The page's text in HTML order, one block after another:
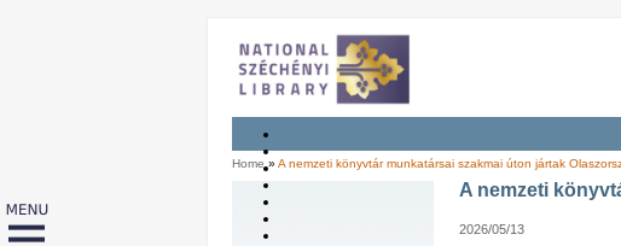
Home » A nemzeti könyvtár munkatársai szakmai úton jártak
A nemzeti
2026/05/13